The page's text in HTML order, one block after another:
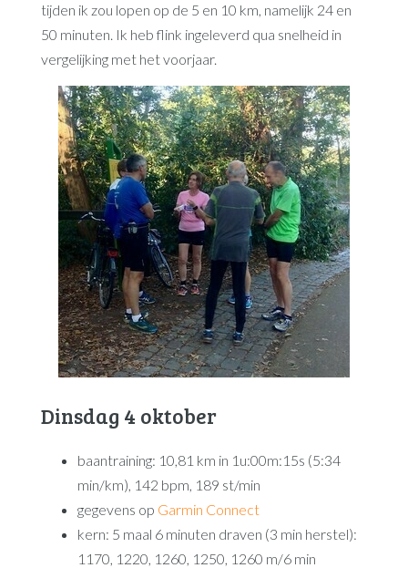
tijden ik zou lopen op de 5 en 10 km, namelijk 24 en
50 minuten. Ik heb flink ingeleverd qua snelheid in
vergelijking met het voorjaar.
Dinsdag 4 oktober
baantraining: 10,81 km in 1u:00m:15s (5:34
min/km), 142 bpm, 189 st/min
gegevens op Garmin Connect
kern: 5 maal 6 minuten draven (3 min herstel):
1170, 1220, 1260, 1250, 1260 m/6 min